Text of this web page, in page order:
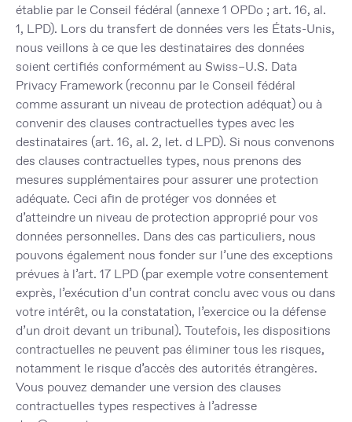
établie par le Conseil fédéral (annexe 1 OPDo ; art. 16, al.
1, LPD). Lors du transfert de données vers les États-Unis,
nous veillons à ce que les destinataires des données
soient certifiés conformément au Swiss–U.S. Data
Privacy Framework (reconnu par le Conseil fédéral
comme assurant un niveau de protection adéquat) ou à
convenir des clauses contractuelles types avec les
destinataires (art. 16, al. 2, let. d LPD). Si nous convenons
des clauses contractuelles types, nous prenons des
mesures supplémentaires pour assurer une protection
adéquate. Ceci afin de protéger vos données et
d’atteindre un niveau de protection approprié pour vos
données personnelles. Dans des cas particuliers, nous
pouvons également nous fonder sur l’une des exceptions
prévues à l’art. 17 LPD (par exemple votre consentement
exprès, l’exécution d’un contrat conclu avec vous ou dans
votre intérêt, ou la constatation, l’exercice ou la défense
d’un droit devant un tribunal). Toutefois, les dispositions
contractuelles ne peuvent pas éliminer tous les risques,
notamment le risque d’accès des autorités étrangères.
Vous pouvez demander une version des clauses
contractuelles types respectives à l’adresse